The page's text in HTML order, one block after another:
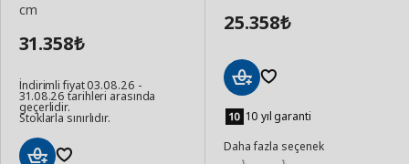
cm
31.358₺
İndirimli fiyat 03.08.26 -
31.08.26 tarihleri arasında
geçerlidir.
Stoklarla sınırlıdır.
25.358₺
Ekle 10 yıl garanti
Daha fazla seçenek